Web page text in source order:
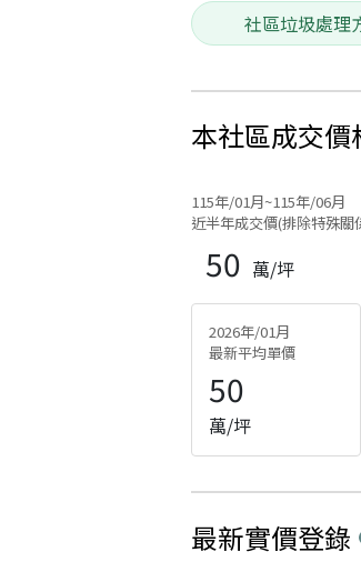
社區垃圾處理
本社區成交價
115年/01月~115年/06月
近半年成交價(排除特殊關
50 萬/坪
2026年/01月
最新平均單價
50
萬/坪
最新實價登錄